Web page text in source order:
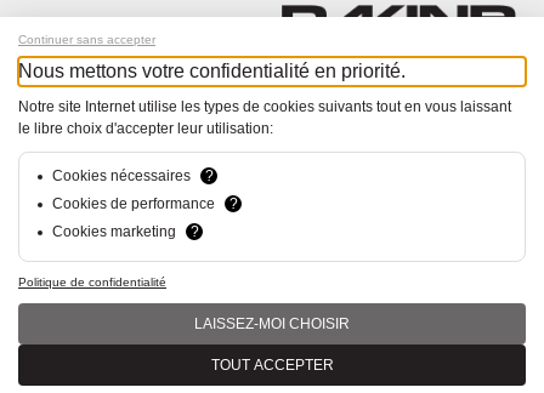
Melde dich für unseren Newsletter an!
© Bucher+Walt 2011-2026
hsolutions.ch
Continuer sans accepter
Nous mettons votre confidentialité en priorité.
Notre site Internet utilise les types de cookies suivants tout en vous laissant
le libre choix d'accepter leur utilisation:
Cookies nécessaires
?
Cookies de performance
?
Cookies marketing
?
Politique de confidentialité
LAISSEZ-MOI CHOISIR
TOUT ACCEPTER